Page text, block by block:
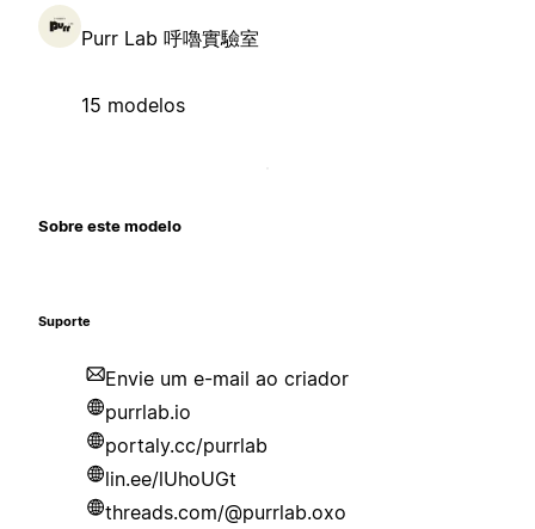
Purr Lab 呼嚕實驗室
15 modelos
Sobre este modelo
Suporte
Envie um e-mail ao criador
purrlab.io
portaly.cc/purrlab
lin.ee/lUhoUGt
threads.com/@purrlab.oxo